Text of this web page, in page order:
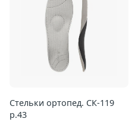
Стельки ортопед. СК-119
р.43